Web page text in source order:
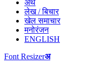
अर्थ
लेख / बिचार
खेल समाचार
मनोरंजन
ENGLISH
Font Resizerअ